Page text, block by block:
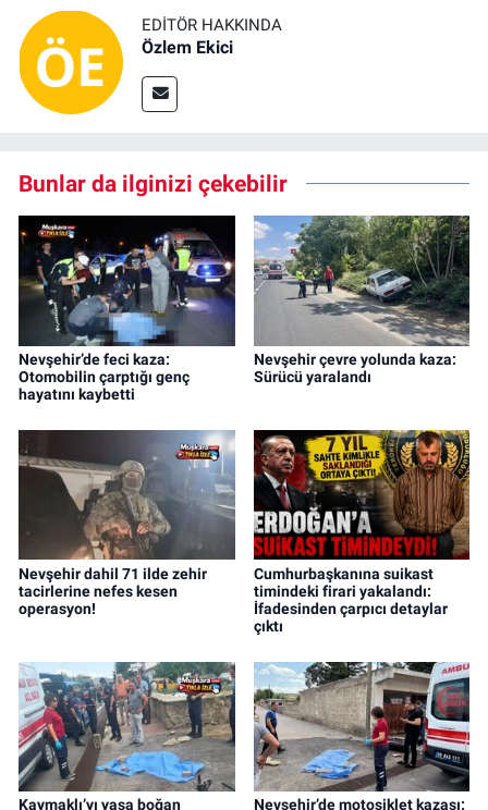
EDITÖR HAKKINDA
Özlem Ekici
Bunlar da ilginizi çekebilir
Nevşehir’de feci kaza:
Otomobilin çarptığı genç
hayatını kaybetti
Nevşehir çevre yolunda kaza:
Sürücü yaralandı
Nevşehir dahil 71 ilde zehir
tacirlerine nefes kesen
operasyon!
Cumhurbaşkanına suikast
timindeki firari yakalandı:
İfadesinden çarpıcı detaylar
çıktı
Kaymaklı’yı yasa boğan
Nevşehir’de motosiklet kazası: